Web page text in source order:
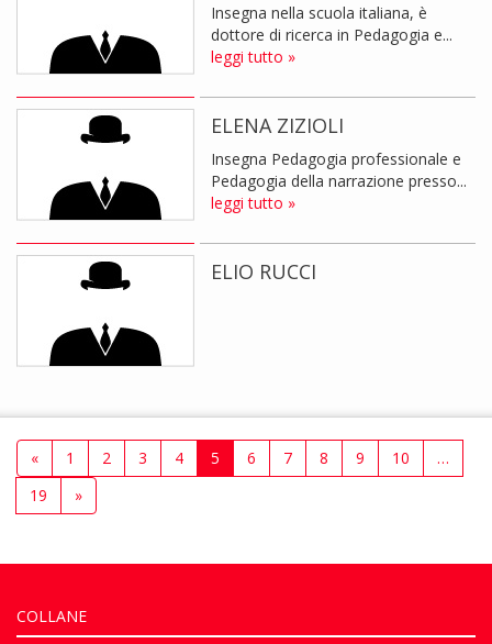
Insegna nella scuola italiana, è
dottore di ricerca in Pedagogia e...
leggi tutto »
ELENA ZIZIOLI
Insegna Pedagogia professionale e
Pedagogia della narrazione presso...
leggi tutto »
ELIO RUCCI
« 1 2 3 4 5 6 7 8 9 10
…
19
»
COLLANE